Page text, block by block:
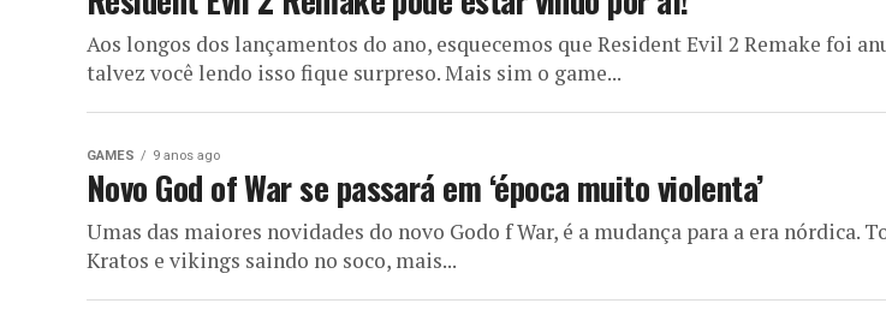
Aos longos dos lançamentos do ano, esquecemos que Resident Evil 2 Remake foi
talvez você lendo isso fique surpreso. Mais sim o game...
GAMES 9 anos ago
Novo God of War se passará em ‘época muito violenta’
Umas das maiores novidades do novo Godo f War, é a mudança para a era nórdica.
Kratos e vikings saindo no soco, mais...